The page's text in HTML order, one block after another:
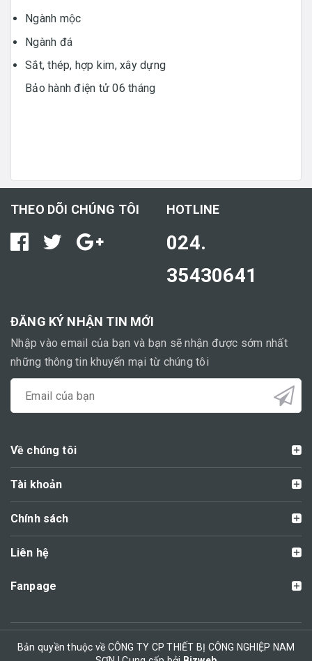
Ngành mộc
Ngành đá
Sắt, thép, hợp kim, xây dựng
Bảo hành điện tử 06 tháng
THEO DÕI CHÚNG TÔI HOTLINE
024.
35430641
ĐĂNG KÝ NHẬN TIN MỚI
Nhập vào email của bạn và bạn sẽ nhận được sớm nhất
những thông tin khuyến mại từ chúng tôi
Về chúng tôi
Tài khoản
Chính sách
Liên hệ
Fanpage
Bản quyền thuộc về CÔNG TY CP THIẾT BỊ CÔNG NGHIỆP NAM